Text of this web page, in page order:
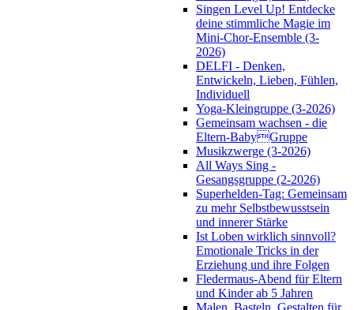
Singen Level Up! Entdecke
deine stimmliche Magie im
Mini-Chor-Ensemble (3-
2026)
DELFI - Denken,
Entwickeln, Lieben, Fühlen,
Individuell
Yoga-Kleingruppe (3-2026)
Gemeinsam wachsen - die
Eltern-BabyGruppe
Musikzwerge (3-2026)
All Ways Sing -
Gesangsgruppe (2-2026)
Superhelden-Tag: Gemeinsam
zu mehr Selbstbewusstsein
und innerer Stärke
Ist Loben wirklich sinnvoll?
Emotionale Tricks in der
Erziehung und ihre Folgen
Fledermaus-Abend für Eltern
und Kinder ab 5 Jahren
Malen, Basteln, Gestalten für